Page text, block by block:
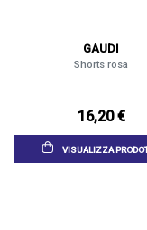
GAUDI
Shorts rosa
16,20 €
VISUALIZZA